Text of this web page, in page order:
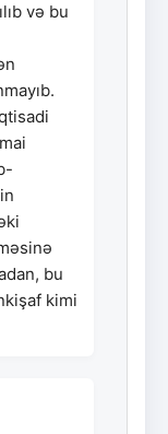
və bu
bu
kimi